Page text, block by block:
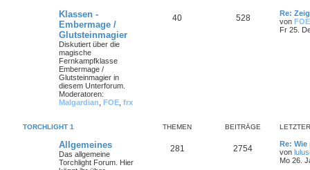
Klassen -
Embermage /
Glutsteinmagier
Diskutiert über die
magische
Fernkampfklasse
Embermage /
Glutsteinmagier in
diesem Unterforum.
Moderatoren:
Malgardian FOE frx
40 528
Re:
von FOE
Fr 25.
TORCHLIGHT 1 THEMEN BEITRÄGE
Allgemeines
Das allgemeine
Torchlight Forum. Hier
281 2754
Re:
von
Mo 26.